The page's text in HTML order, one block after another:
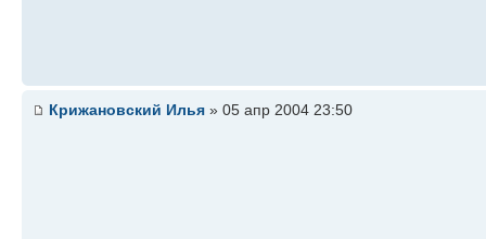
Крижановский Илья » 05 апр 2004 23:50